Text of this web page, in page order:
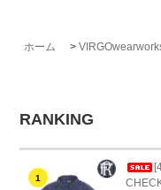
ホーム >
RANKING
1